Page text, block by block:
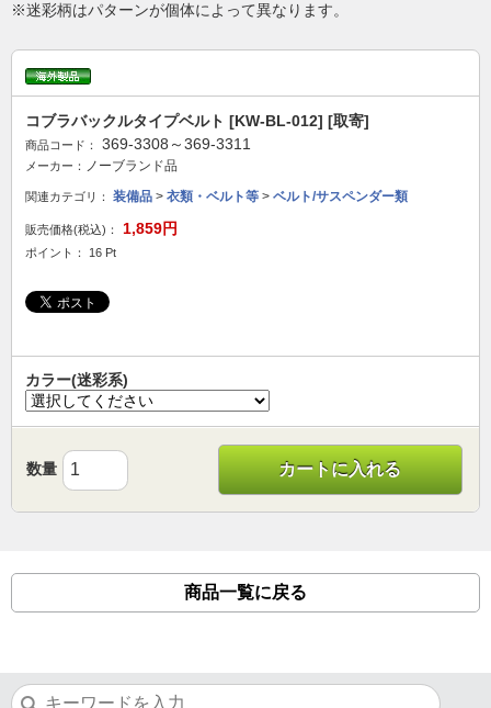
※迷彩柄はパターンが個体によって異なります。
コブラバックルタイプベルト [KW-BL-012] [取寄]
商品コード： 369-3308～369-3311
メーカー： ノーブランド品
関連カテゴリ： 装備品 > 衣類・ベルト等 > ベルト/サスペンダー類
販売価格(税込)： 1,859円
ポイント： 16 Pt
カラー(迷彩系)
数量 カートに入れる
商品一覧に戻る